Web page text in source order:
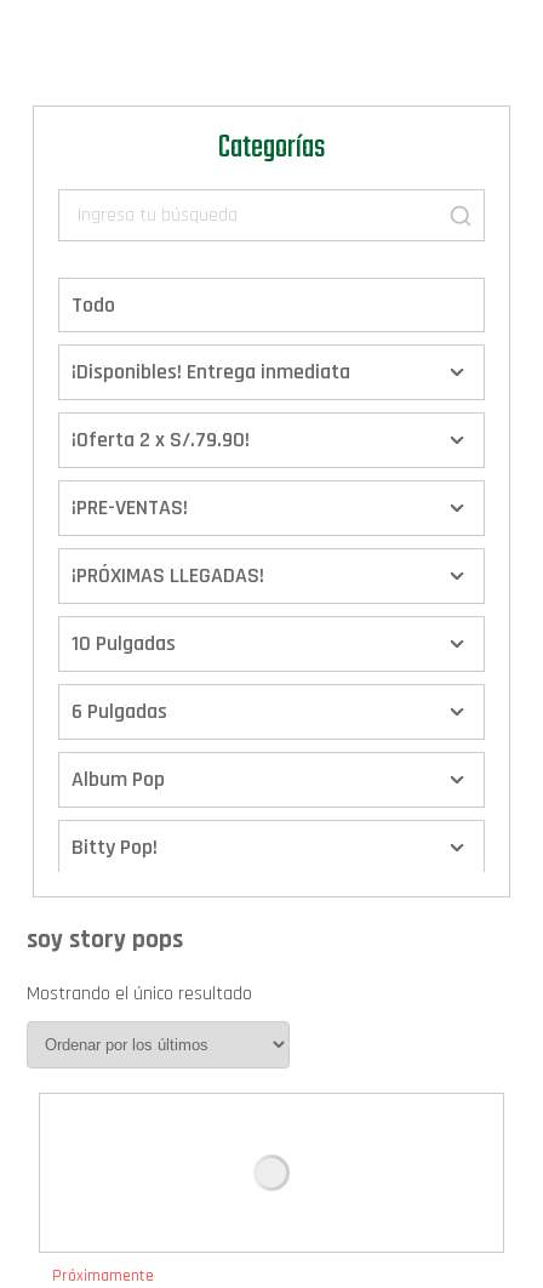
Categorías
Todo
¡Disponibles! Entrega inmediata
¡Oferta 2 x S/.79.90!
¡PRE-VENTAS!
¡PRÓXIMAS LLEGADAS!
10 Pulgadas
6 Pulgadas
Album Pop
Bitty Pop!
Calendario de Adviento
Cover Pop!
Exclusivos
soy story pops
Mostrando el único resultado
Próximamente